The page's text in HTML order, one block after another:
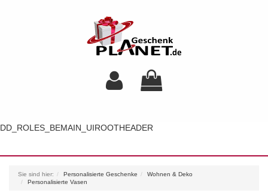
DD_ROLES_BEMAIN_UIROOTHEADER
Sie sind hier: Personalisierte Geschenke
Wohnen & Deko
Personalisierte Vasen